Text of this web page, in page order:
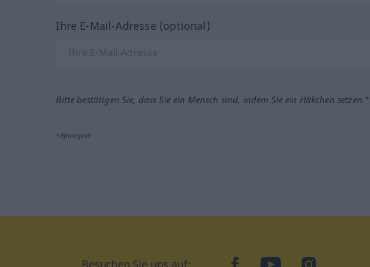
Ihre E-Mail-Adresse (optional)
Bitte bestätigen Sie, dass Sie ein Mensch sind, indem Sie ein Häkchen setzen.*
*Pflichtfeld
facebookYouTubeInstagram